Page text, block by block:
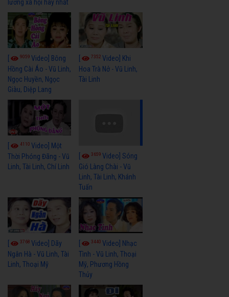
lương xã hội hay nhất
9059 Video] Bông
Hồng Cài Áo - Vũ Linh,
Ngọc Huyền, Ngọc
Giàu, Diệp Lang
7352Video] Khi
Hoa Trà Nở - Vũ Linh,
Tài Linh
4110 Video] Một
Thời Phóng Đãng - Vũ
Linh, Tài Linh, Chí Linh
3659Video] Sóng
Gió Làng Chài - Vũ
Linh, Tài Linh, Khánh
Tuấn
3768 Video] Dãy
Ngân Hà - Vũ Linh, Tài
Linh, Thoại Mỹ
3440Video] Nhạc
Tình - Vũ Linh, Thoại
Mỹ, Phương Hồng
Thủy